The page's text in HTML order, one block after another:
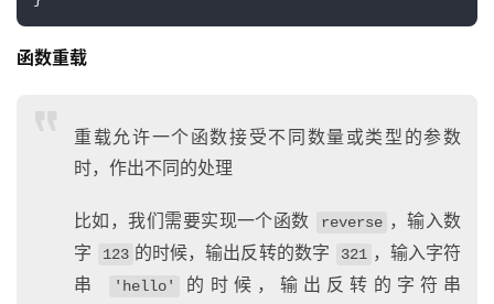
函数重载
重载允许一个函数接受不同数量或类型的参数
时，作出不同的处理
比如，我们需要实现一个函数 reverse ，输入数
字
123 的时候，输出反转的数字 321 ，输入字符
串
'hello' 的时候，输出反转的字符串